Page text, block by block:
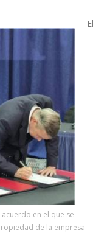
en el que se
de la empresa
El